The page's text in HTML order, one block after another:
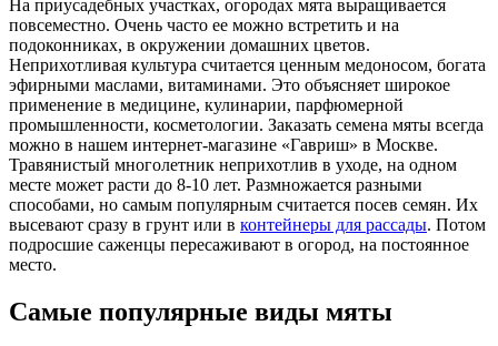
На приусадебных участках, огородах мята выращивается
повсеместно. Очень часто ее можно встретить и на
подоконниках, в окружении домашних цветов.
Неприхотливая культура считается ценным медоносом, богата
эфирными маслами, витаминами. Это объясняет широкое
применение в медицине, кулинарии, парфюмерной
промышленности, косметологии. Заказать семена мяты всегда
можно в нашем интернет-магазине «Гавриш» в Москве.
Травянистый многолетник неприхотлив в уходе, на одном
месте может расти до 8-10 лет. Размножается разными
способами, но самым популярным считается посев семян. Их
высевают сразу в грунт или в контейнеры для рассады. Потом
подросшие саженцы пересаживают в огород, на постоянное
место.
Самые популярные виды мяты